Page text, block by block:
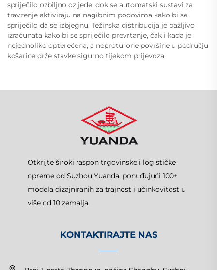
spriječilo ozbiljno ozljede, dok se automatski sustavi za
travzenje aktiviraju na nagibnim podovima kako bi se
spriječilo da se izbjegnu. Težinska distribucija je pažljivo
izračunata kako bi se spriječilo prevrtanje, čak i kada je
nejednoliko opterećena, a neproturone površine u području
košarice drže stavke sigurno tijekom prijevoza.
Otkrijte široki raspon trgovinske i logističke
opreme od Suzhou Yuanda, ponuđujući 100+
modela dizajniranih za trajnost i učinkovitost u
više od 10 zemalja.
KONTAKTIRAJTE NAS